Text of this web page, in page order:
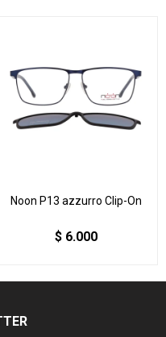
Noon P13 azzurro Clip-On
$ 6.000